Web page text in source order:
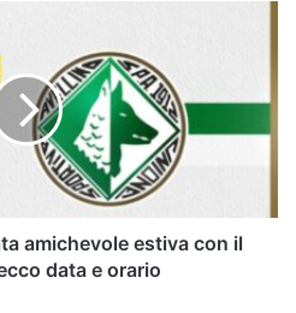
amichevole estiva con il
data e orario